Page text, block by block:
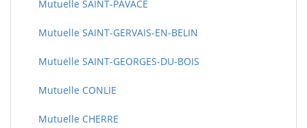
Mutuelle SAINT-PAVACE
Mutuelle SAINT-GERVAIS-EN-BELIN
Mutuelle SAINT-GEORGES-DU-BOIS
Mutuelle CONLIE
Mutuelle CHERRE